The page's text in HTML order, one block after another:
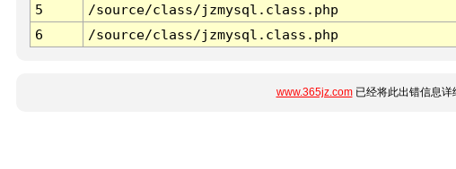
5
/source/class/jzmysql.class.php
6
/source/class/jzmysql.class.php
www.365jz.com已经将此出错信息详